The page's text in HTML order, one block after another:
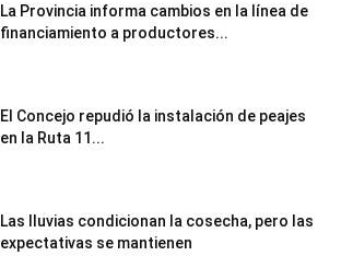
La Provincia informa cambios en la línea de
financiamiento a productores...
El Concejo repudió la instalación de peajes
en la Ruta 11...
Las lluvias condicionan la cosecha, pero las
expectativas se mantienen